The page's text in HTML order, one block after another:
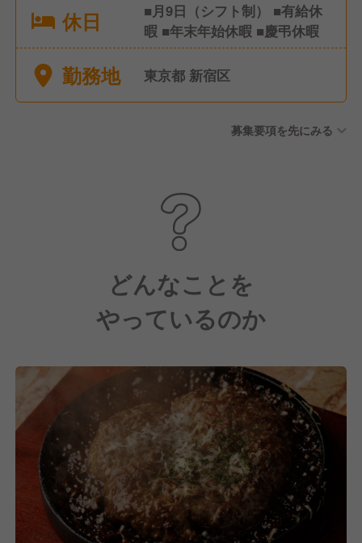
休日
■月9日（シフト制） ■有給休
暇 ■年末年始休暇 ■慶弔休暇
勤務地 東京都 新宿区
募集要項を先にみる
どんなことを
やっているのか